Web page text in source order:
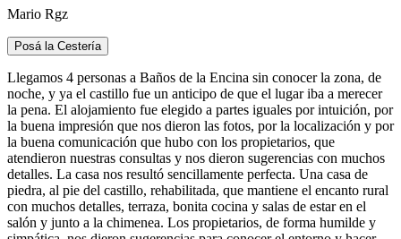
Mario Rgz
Posá la Cestería
Llegamos 4 personas a Baños de la Encina sin conocer la zona, de
noche, y ya el castillo fue un anticipo de que el lugar iba a merecer
la pena. El alojamiento fue elegido a partes iguales por intuición, por
la buena impresión que nos dieron las fotos, por la localización y por
la buena comunicación que hubo con los propietarios, que
atendieron nuestras consultas y nos dieron sugerencias con muchos
detalles. La casa nos resultó sencillamente perfecta. Una casa de
piedra, al pie del castillo, rehabilitada, que mantiene el encanto rural
con muchos detalles, terraza, bonita cocina y salas de estar en el
salón y junto a la chimenea. Los propietarios, de forma humilde y